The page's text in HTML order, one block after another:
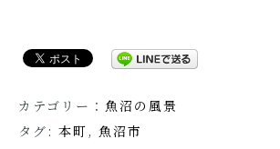
カテゴリー： 魚沼の風景
タグ: 本町, 魚沼市